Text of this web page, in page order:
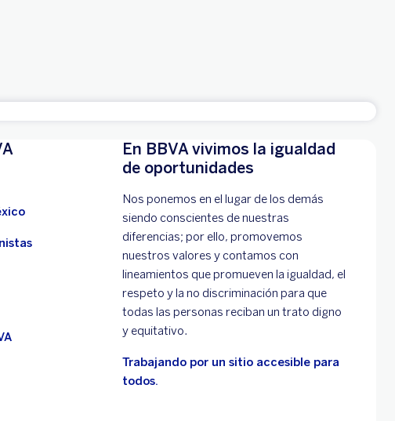
En BBVA vivimos la igualdad
de oportunidades
Nos ponemos en el lugar de los demás
siendo conscientes de nuestras
diferencias; por ello, promovemos
nuestros valores y contamos con
lineamientos que promueven la igualdad, el
respeto y la no discriminación para que
todas las personas reciban un trato digno
y equitativo.
Trabajando por un sitio accesible para
todos.